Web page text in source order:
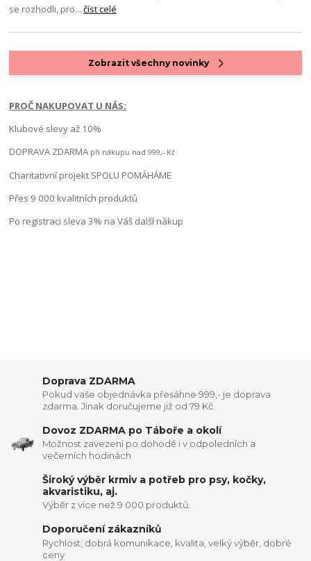
se rozhodli, pro...číst celé
Zobrazit všechny novinky
PROČ NAKUPOVAT U NÁS:
Klubové slevy až 10%
DOPRAVA ZDARMA při nákupu nad 999,- Kč
Charitativní projekt SPOLU POMÁHÁME
Přes 9 000 kvalitních produktů
Po registraci sleva 3% na Váš další nákup
Doprava ZDARMA
Pokud vaše objednávka přesáhne 999,- je doprava
zdarma. Jinak doručujeme již od 79 Kč.
Dovoz ZDARMA po Táboře a okolí
Možnost zavezení po dohodě i v odpoledních a
večerních hodinách
Široký výběr krmiv a potřeb pro psy, kočky,
akvaristiku, aj.
Výběr z vice než 9 000 produktů.
Doporučení zákazníků
Rychlost, dobrá komunikace, kvalita, velký výběr, dobré
ceny